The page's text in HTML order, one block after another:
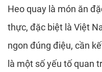
Heo quay là món ăn
thực, đặc biệt là Việt
ngon đúng điệu, cần
là một số yếu tố quan